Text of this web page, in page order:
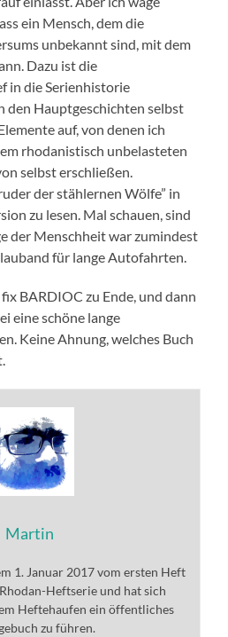
ein Mensch, dem die
unbekannt sind, mit dem
Dazu ist die
in die Serienhistorie
den Hauptgeschichten selbst
auf, von denen ich
rhodanistisch unbelasteten
selbst erschließen.
der stählernen Wölfe” in
zu lesen. Mal schauen, sind
der Menschheit war zumindest
für lange Autofahrten.
BARDIOC zu Ende, und dann
eine schöne lange
Keine Ahnung, welches Buch
Martin
1. Januar 2017 vom ersten Heft
Heftserie und hat sich
Heftehaufen ein öffentliches
zu führen.